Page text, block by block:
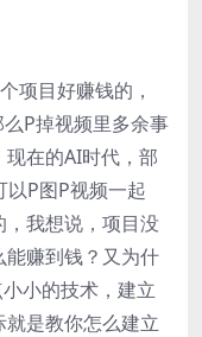
项目好赚钱的，
P掉视频里多余事
在的AI时代，部
P图P视频一起
我想说，项目没
赚到钱？又为什
小的技术，建立
是教你怎么建立